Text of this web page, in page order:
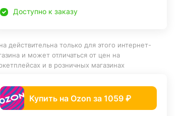
Доступно к заказу
действительна только для этого интернет-
и может отличаться от цен на
и в розничных магазинах
Купить на Ozon за 1059 ₽